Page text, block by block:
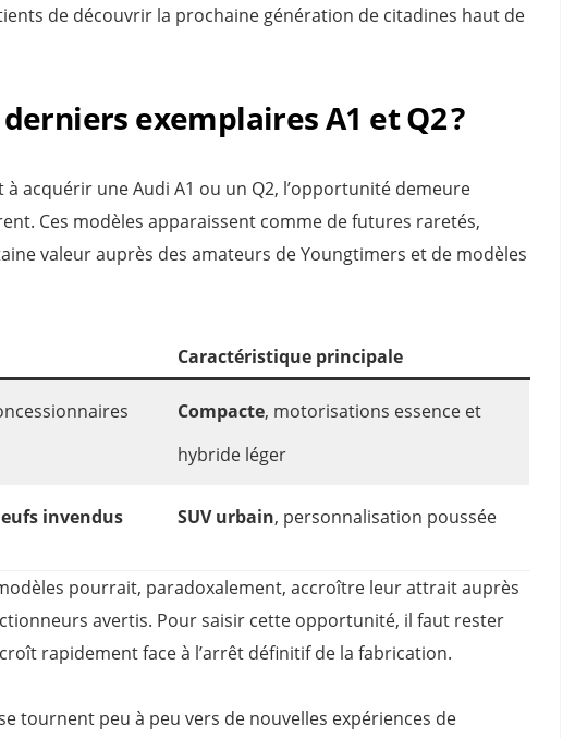
de découvrir la prochaine génération de citadines haut de
exemplaires A1 et Q2 ?
acquérir une Audi A1 ou un Q2, l’opportunité demeure
Ces modèles apparaissent comme de futures raretés,
valeur auprès des amateurs de Youngtimers et de modèles
Caractéristique principale
Compacte, motorisations essence et
hybride léger
invendus SUV urbain, personnalisation poussée
pourrait, paradoxalement, accroître leur attrait auprès
avertis. Pour saisir cette opportunité, il faut rester
rapidement face à l’arrêt définitif de la fabrication.
tournent peu à peu vers de nouvelles expériences de